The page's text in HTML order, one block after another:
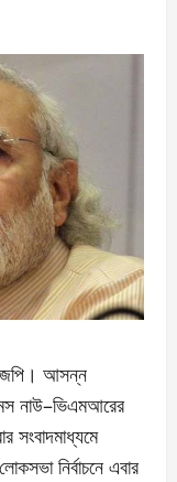
আসন্ন
নাউ–ভিএমআরের
নির্বাচনে এবার